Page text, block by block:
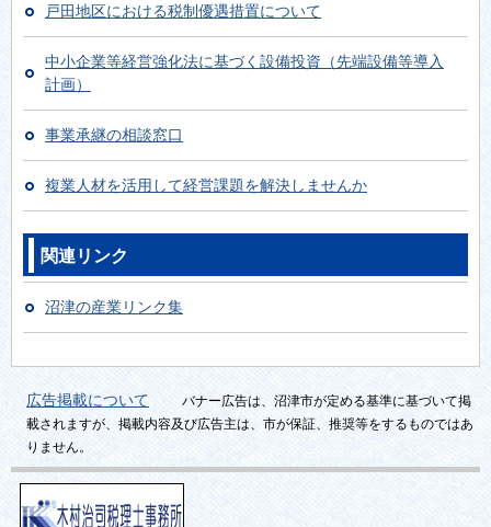
戸田地区における税制優遇措置について
中小企業等経営強化法に基づく設備投資（先端設備等導入
計画）
事業承継の相談窓口
複業人材を活用して経営課題を解決しませんか
関連リンク
沼津の産業リンク集
広告掲載について
バナー広告は、沼津市が定める基準に基づいて掲
載されますが、掲載内容及び広告主は、市が保証、推奨等をするものではあ
りません。